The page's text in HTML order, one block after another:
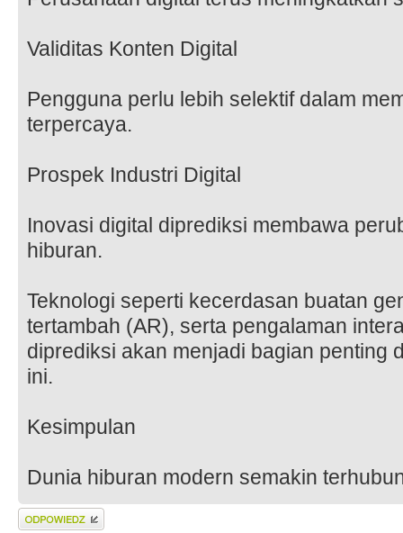
Validitas Konten Digital
Pengguna perlu lebih selektif dalam
terpercaya.
Prospek Industri Digital
Inovasi digital diprediksi membawa
hiburan.
Teknologi seperti kecerdasan buatan
tertambah (AR), serta pengalaman
diprediksi akan menjadi bagian penting
ini.
Kesimpulan
Dunia hiburan modern semakin
Wyślij odpowiedź